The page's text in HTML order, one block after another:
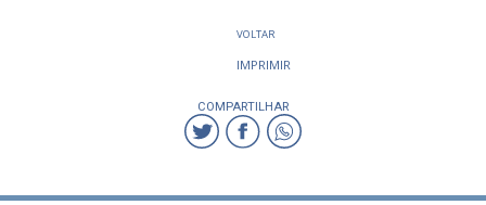
VOLTAR
IMPRIMIR
COMPARTILHAR